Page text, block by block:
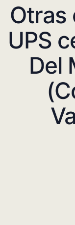
Otras
UPS
Del